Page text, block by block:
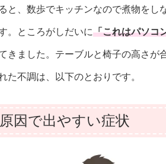
と、数歩でキッチンなので煮物をし
。ところがしだいに「これはパソコ
きました。テーブルと椅子の高さが
た不調は、以下のとおりです。
因で出やすい症状